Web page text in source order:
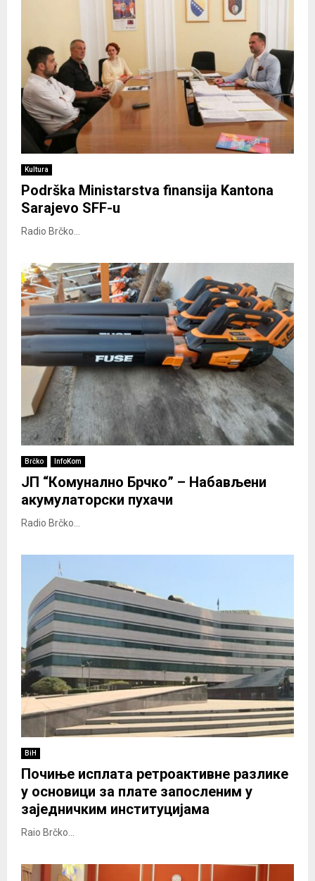
Kultura
Podrška Ministarstva finansija Kantona
Sarajevo SFF-u
Radio Brčko...
Brčko InfoKom
ЈП “Комунално Брчко” – Набављени
акумулаторски пухачи
Radio Brčko...
BiH
Почиње исплата ретроактивне разлике
у основици за плате запосленим у
заједничким институцијама
Raio Brčko...